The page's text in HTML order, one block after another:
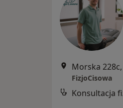
Morska
FizjoCisowa
Konsultacja